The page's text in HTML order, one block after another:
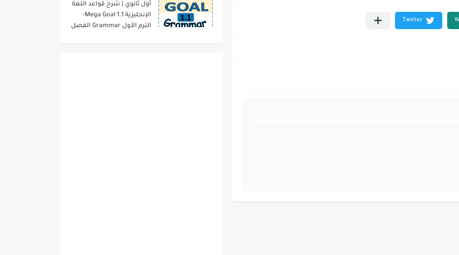
أول ثانوي | شرح قواعد اللغة
الإنجليزية 1.1 Mega Goal-
الترم الأول Grammar الفصل